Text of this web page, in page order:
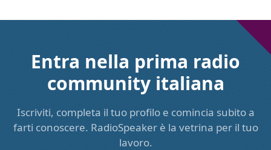
Entra nella prima radio
community italiana
Iscriviti, completa il tuo profilo e comincia subito a
farti conoscere. RadioSpeaker è la vetrina per il tuo
lavoro.